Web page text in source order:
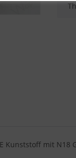
x
Kunststoff mit N18